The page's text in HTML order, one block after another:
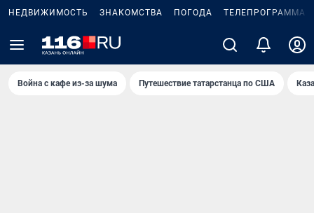
НЕДВИЖИМОСТЬ ЗНАКОМСТВА ПОГОДА ТЕЛЕПРОГРАММА
Война с кафе из-за шума Путешествие татарстанца по США